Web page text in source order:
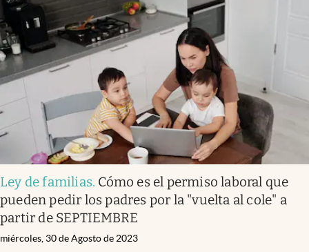
Ley de familias. Cómo es el permiso laboral que
pueden pedir los padres por la "vuelta al cole" a
partir de SEPTIEMBRE
miércoles, 30 de Agosto de 2023